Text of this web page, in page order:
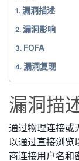
漏洞描述
漏洞影响
FOFA
漏洞复现
漏洞描
通过物理连接或
以通过直接浏览
商连接用户名和